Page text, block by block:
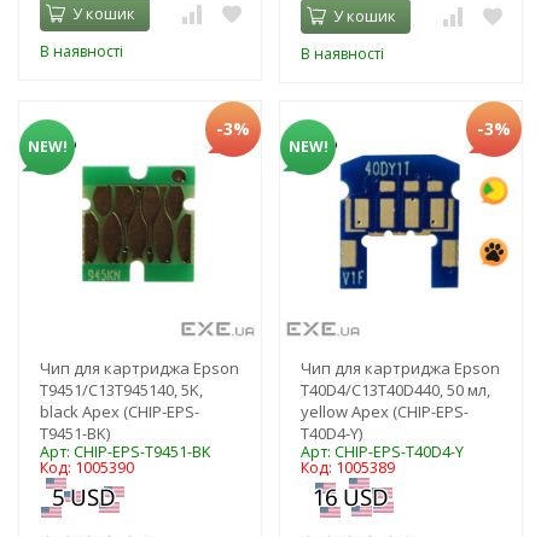
У кошик
В наявності
У кошик
В наявності
NEW!
-3%
Чип для картриджа Epson
T9451/C13T945140, 5K,
black Apex (CHIP-EPS-
T9451-BK)
Арт: CHIP-EPS-T9451-BK
Код: 1005390
NEW!
-3%
Чип для картриджа Epson
T40D4/C13T40D440, 50 мл,
yellow Apex (CHIP-EPS-
T40D4-Y)
Арт: CHIP-EPS-T40D4-Y
Код: 1005389